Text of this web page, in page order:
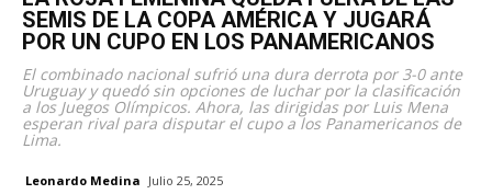
SEMIS DE LA COPA AMÉRICA Y JUGARÁ
POR UN CUPO EN LOS PANAMERICANOS
El combinado nacional sufrió una dura derrota por 3-0 ante
Uruguay y quedó sin opciones de luchar por la clasificación
a los Juegos Olímpicos. Ahora, las dirigidas por Luis Mena
esperan rival para disputar el cupo a los Panamericanos de
Lima.
Leonardo Medina Julio 25, 2025